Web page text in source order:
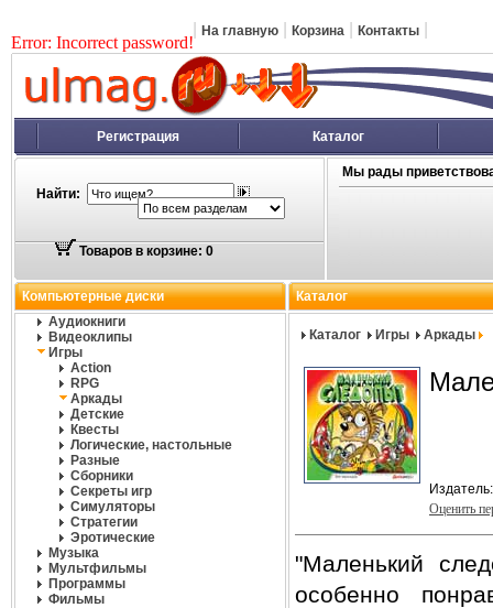
Error: Incorrect password!
На главную Корзина Контакты
Регистрация Каталог
Найти:
Товаров в корзине: 0
Мы рады
Компьютерные диски
Аудиокниги
Видеоклипы
Игры
Action
RPG
Аркады
Детские
Квесты
Логические, настольные
Разные
Сборники
Секреты игр
Симуляторы
Стратегии
Эротические
Музыка
Мультфильмы
Программы
Фильмы
Каталог
Каталог Игры Аркады
Оценить
"Маленький
особенно